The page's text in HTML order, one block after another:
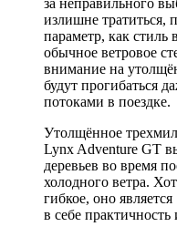
за неправильного
излишне тратиться,
параметр, как
обычное ветровое
внимание на
будут прогибаться
потоками в поездке.
Утолщённое
Lynx Adventure GT
деревьев во время
холодного ветра.
гибкое, оно
в себе практичность